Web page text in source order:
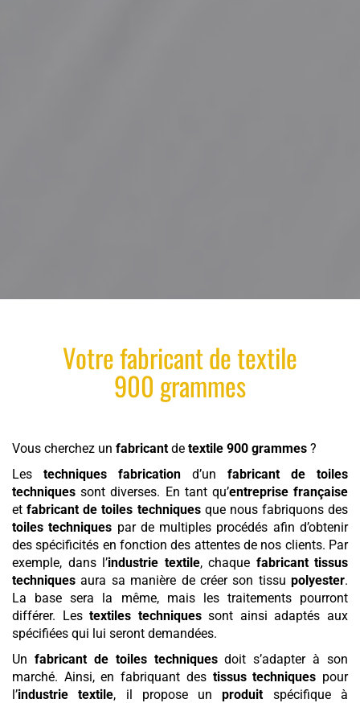
Votrefabricantdetextile
900 grammes
Vous cherchez un fabricant de textile 900 grammes ?
Les techniques fabrication d’un fabricant de toiles
techniques sont diverses. En tant qu’entreprise française
etfabricant de toiles techniquesque nous fabriquons des
toiles techniques par de multiples procédés afin d’obtenir
des spécificités en fonction des attentes de nos clients. Par
exemple, dans l’industrie textile, chaque fabricant tissus
techniques aura sa manière de créer son tissu polyester.
La base sera la même, mais les traitements pourront
différer. Lestextiles techniquessont ainsi adaptés aux
spécifiées qui lui seront demandées.
Un fabricant de toiles techniquesdoit s’adapter à son
marché. Ainsi, en fabriquant des tissus techniques pour
l’industrie textile, il propose unproduit spécifique à